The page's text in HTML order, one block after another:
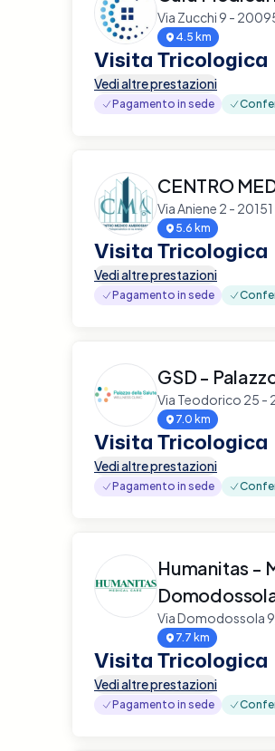
Via Zucchi 9 -
4.5 km
Visita Tricologica
Vedi altre prestazioni
Pagamento in sede
CENTRO
Via Aniene 2 -
5.6 km
Visita Tricologica
Vedi altre prestazioni
Pagamento in sede
GSD -
Via Teodorico 25 -
7.0 km
Visita Tricologica
Vedi altre prestazioni
Pagamento in sede
Humanitas -
Via Domodossola
7.7 km
Visita Tricologica
Vedi altre prestazioni
Pagamento in sede